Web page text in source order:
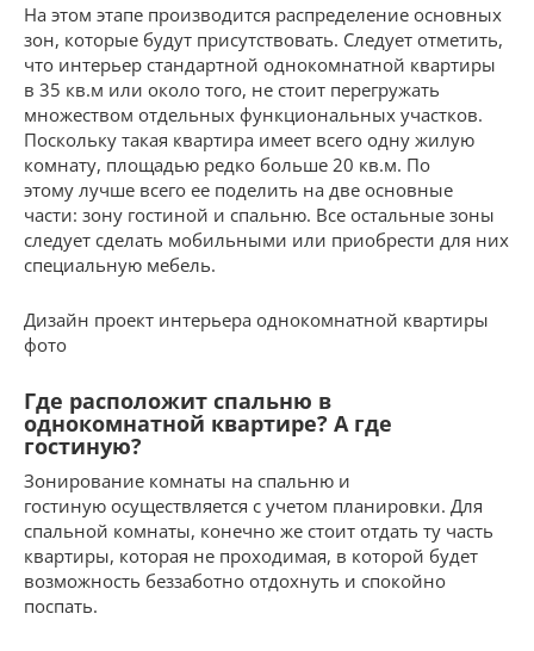
На этом этапе производится распределение основных
зон, которые будут присутствовать. Следует отметить,
что интерьер стандартной однокомнатной квартиры
в 35 кв.м или около того, не стоит перегружать
множеством отдельных функциональных участков.
Поскольку такая квартира имеет всего одну жилую
комнату, площадью редко больше 20 кв.м. По
этому лучше всего ее поделить на две основные
части: зону гостиной и спальню. Все остальные зоны
следует сделать мобильными или приобрести для них
специальную мебель.
Дизайн проект интерьера однокомнатной квартиры
фото
Где расположит спальню в
однокомнатной квартире? А где
гостиную?
Зонирование комнаты на спальню и
гостиную осуществляется с учетом планировки. Для
спальной комнаты, конечно же стоит отдать ту часть
квартиры, которая не проходимая, в которой будет
возможность беззаботно отдохнуть и спокойно
поспать.